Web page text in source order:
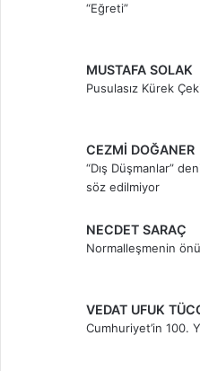
“Eğreti”
MUSTAFA SOLAK
Pusulasız Kürek
CEZMİ DOĞANER
“Dış Düşmanlar”
söz edilmiyor
NECDET SARAÇ
Normalleşmenin önü
VEDAT UFUK
Cumhuriyet’in 100.